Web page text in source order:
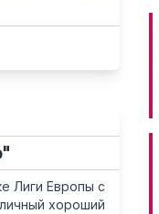
Лиги Европы с
хороший